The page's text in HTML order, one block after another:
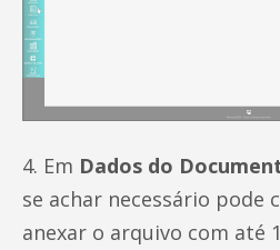
4. Em Dados do
se achar necessário pode
anexar o arquivo com até